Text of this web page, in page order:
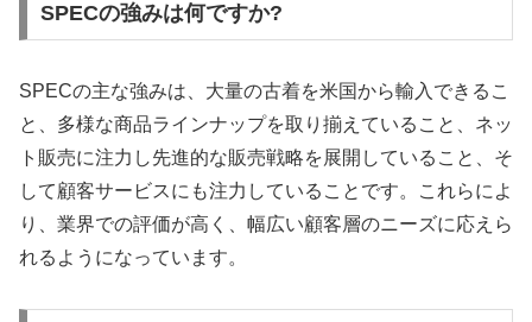
SPECの強みは何ですか?
SPECの主な強みは、大量の古着を米国から輸入できるこ
と、多様な商品ラインナップを取り揃えていること、ネッ
ト販売に注力し先進的な販売戦略を展開していること、そ
して顧客サービスにも注力していることです。これらによ
り、業界での評価が高く、幅広い顧客層のニーズに応えら
れるようになっています。